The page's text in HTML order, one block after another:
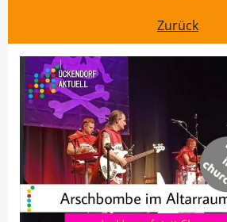
navigation
Post
navigation
Zurück